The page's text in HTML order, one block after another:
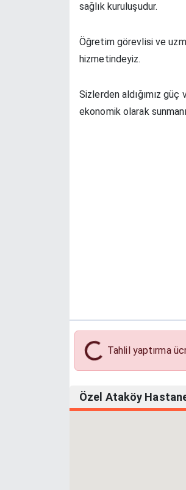
sağlık kuruluşudur.
Öğretim görevlisi ve
hizmetindeyiz.
Sizlerden aldığımız
ekonomik olarak
Tahlil Yaptırma Ücretleri
Tahlil yaptırma
Özel Ataköy